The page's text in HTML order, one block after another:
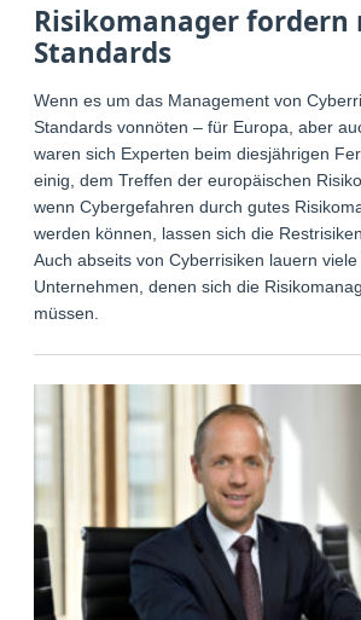
Risikomanager fordern
Standards
Wenn es um das Management von
Standards vonnöten – für Europa, aber
waren sich Experten beim diesjährigen
einig, dem Treffen der europäischen
wenn Cybergefahren durch gutes
werden können, lassen sich die
Auch abseits von Cyberrisiken lauern
Unternehmen, denen sich die
müssen.